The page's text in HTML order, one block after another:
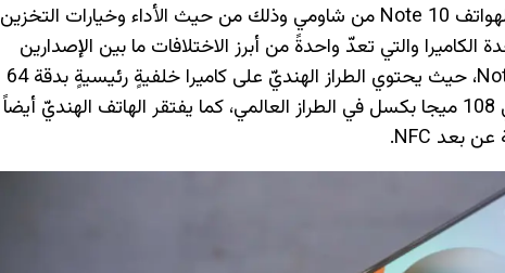
يترأس الهاتف Note 10 Pro سلسلة الهواتف Note 10 من شاومي وذلك من حيث الأداء وخيارات التخزين
الكاميرا والتي تعدّ واحدةً من أبرز الاختلافات ما بين الإصدارين
الهندي والعالمي من الهاتف Note 10 Pro، حيث يحتوي الطراز الهنديّ على كاميرا خلفيةٍ رئيسيةٍ بدقة 64
ميجا بكسل مقابل المستشعر الرئيسي 108 ميجا بكسل في الطراز العالمي، كما يفتقر الهاتف الهنديّ أيضاً